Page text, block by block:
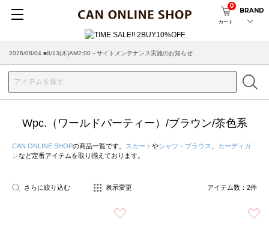
カート
0
BRAND
2026/08/04 ■8/13(木)AM2:00～サイトメンテナンス実施のお知らせ
Wpc.（ワールドパーティー）/ブラウン/茶色系
CAN ONLINE SHOPの商品一覧です。 スカート やシャツ・ブラウス
カーディガ
ンなど定番アイテムを取り揃えております。
さらに絞り込む 表示変更 アイテム数： 2件